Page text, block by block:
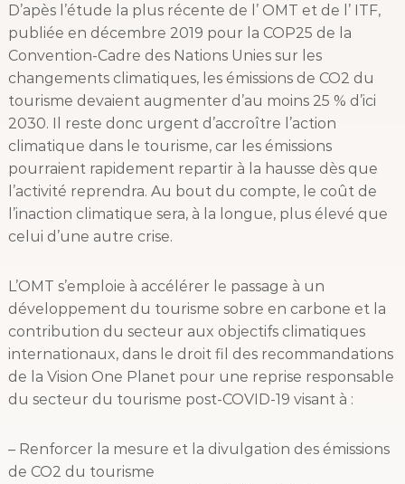
D’apès l’étude la plus récente de l’ OMT et de l’ ITF,
publiée en décembre 2019 pour la COP25 de la
Convention-Cadre des Nations Unies sur les
changements climatiques, les émissions de CO2 du
tourisme devaient augmenter d’au moins 25 % d’ici
2030. Il reste donc urgent d’accroître l’action
climatique dans le tourisme, car les émissions
pourraient rapidement repartir à la hausse dès que
l’activité reprendra. Au bout du compte, le coût de
l’inaction climatique sera, à la longue, plus élevé que
celui d’une autre crise.
L’OMT s’emploie à accélérer le passage à un
développement du tourisme sobre en carbone et la
contribution du secteur aux objectifs climatiques
internationaux, dans le droit fil des recommandations
de la Vision One Planet pour une reprise responsable
du secteur du tourisme post-COVID-19 visant à :
– Renforcer la mesure et la divulgation des émissions
de CO2 du tourisme